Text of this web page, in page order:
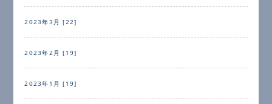
2023年3月 [22]
2023年2月 [19]
2023年1月 [19]